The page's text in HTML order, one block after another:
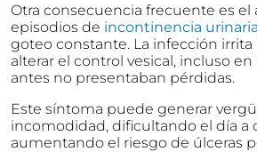
Otra consecuencia frecuente es
episodios de incontinencia urinaria
goteo constante. La infección irrita
alterar el control vesical, incluso
antes no presentaban pérdidas.
Este síntoma puede generar
incomodidad, dificultando el día a
aumentando el riesgo de úlceras